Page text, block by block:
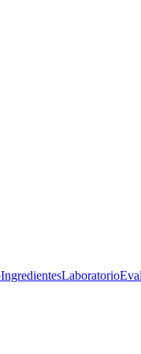
IngredientesLaboratorio